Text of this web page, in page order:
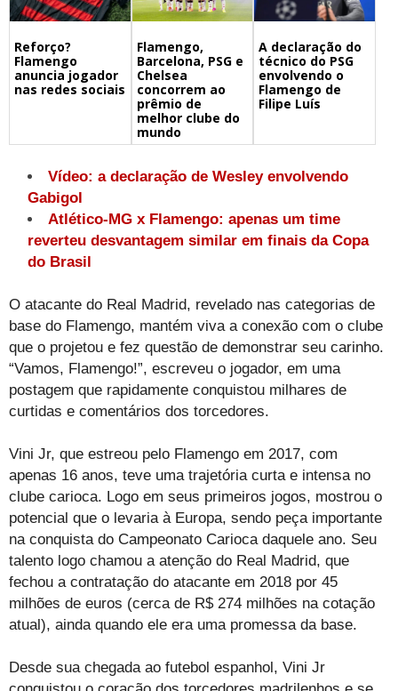
Reforço?
Flamengo
anuncia jogador
nas redes sociais
Flamengo,
Barcelona, PSG e
Chelsea
concorrem ao
prêmio de
melhor clube do
mundo
A declaração do
técnico do PSG
envolvendo o
Flamengo de
Filipe Luís
Vídeo: a declaração de Wesley envolvendo
Gabigol
Atlético-MG x Flamengo: apenas um time
reverteu desvantagem similar em finais da Copa
do Brasil
O atacante do Real Madrid, revelado nas categorias de
base do Flamengo, mantém viva a conexão com o clube
que o projetou e fez questão de demonstrar seu carinho.
“Vamos, Flamengo!”, escreveu o jogador, em uma
postagem que rapidamente conquistou milhares de
curtidas e comentários dos torcedores.
Vini Jr, que estreou pelo Flamengo em 2017, com
apenas 16 anos, teve uma trajetória curta e intensa no
clube carioca. Logo em seus primeiros jogos, mostrou o
potencial que o levaria à Europa, sendo peça importante
na conquista do Campeonato Carioca daquele ano. Seu
talento logo chamou a atenção do Real Madrid, que
fechou a contratação do atacante em 2018 por 45
milhões de euros (cerca de R$ 274 milhões na cotação
atual), ainda quando ele era uma promessa da base.
Desde sua chegada ao futebol espanhol, Vini Jr